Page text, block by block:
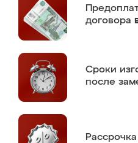
договора
Сроки
после
Рассрочка